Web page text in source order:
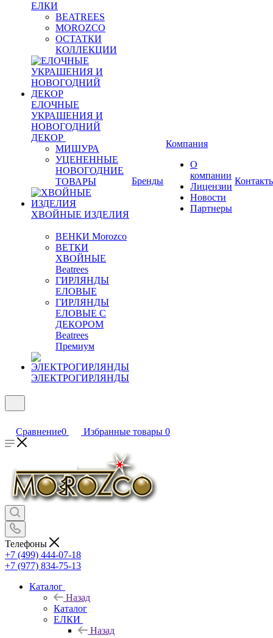
ЕЛКИ
BEATREES
MOROZCO
ОСТАТКИ
КОЛЛЕКЦИИ
ЕЛОЧНЫЕ
УКРАШЕНИЯ И
НОВОГОДНИЙ
ДЕКОР
МИШУРА
УЦЕНЕННЫЕ
НОВОГОДНИЕ
ТОВАРЫ
ХВОЙНЫЕ ИЗДЕЛИЯ
ВЕНКИ Morozco
ВЕТКИ
ХВОЙНЫЕ
Beatrees
ГИРЛЯНДЫ
ЕЛОВЫЕ
ГИРЛЯНДЫ
ЕЛОВЫЕ С
ДЕКОРОМ
Beatrees
Премиум
ЭЛЕКТРОГИРЛЯНДЫ
Бренды
Компания
О
компании
Лицензии
Новости
Партнеры
Сравнение0 Избранные товары 0
Телефоны
+7 (499) 444-07-18
+7 (977) 834-75-13
Каталог
Назад
Каталог
ЕЛКИ
Назад